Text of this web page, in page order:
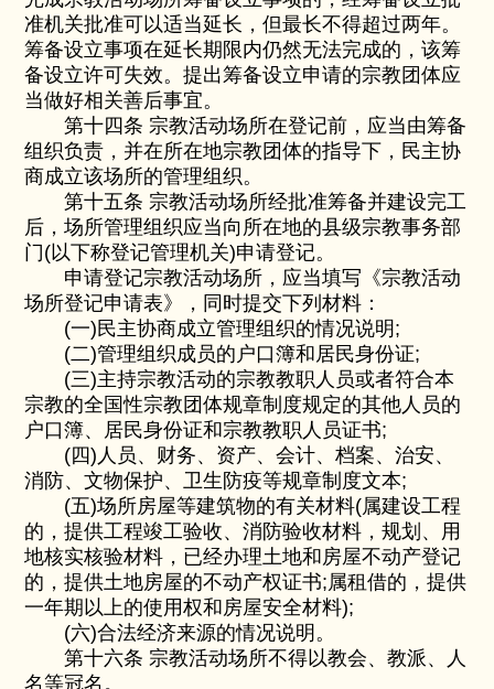
准机关批准可以适当延长，但最长不得超过两年。
筹备设立事项在延长期限内仍然无法完成的，该筹
备设立许可失效。提出筹备设立申请的宗教团体应
当做好相关善后事宜。
第十四条 宗教活动场所在登记前，应当由筹备
组织负责，并在所在地宗教团体的指导下，民主协
商成立该场所的管理组织。
第十五条 宗教活动场所经批准筹备并建设完工
后，场所管理组织应当向所在地的县级宗教事务部
门(以下称登记管理机关)申请登记。
申请登记宗教活动场所，应当填写《宗教活动
场所登记申请表》，同时提交下列材料：
(一)民主协商成立管理组织的情况说明;
(二)管理组织成员的户口簿和居民身份证;
(三)主持宗教活动的宗教教职人员或者符合本
宗教的全国性宗教团体规章制度规定的其他人员的
户口簿、居民身份证和宗教教职人员证书;
(四)人员、财务、资产、会计、档案、治安、
消防、文物保护、卫生防疫等规章制度文本;
(五)场所房屋等建筑物的有关材料(属建设工程
的，提供工程竣工验收、消防验收材料，规划、用
地核实核验材料，已经办理土地和房屋不动产登记
的，提供土地房屋的不动产权证书;属租借的，提供
一年期以上的使用权和房屋安全材料);
(六)合法经济来源的情况说明。
第十六条 宗教活动场所不得以教会、教派、人
名等冠名。